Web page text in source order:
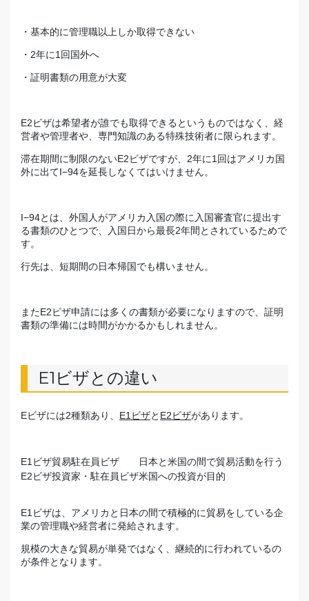
・基本的に管理職以上しか取得できない
・2年に1回国外へ
・証明書類の用意が大変
E2ビザは希望者が誰でも取得できるというものではなく、経
営者や管理者や、専門知識のある特殊技術者に限られます。
滞在期間に制限のないE2ビザですが、2年に1回はアメリカ国
外に出てI−94を延長しなくてはいけません。
I−94とは、外国人がアメリカ入国の際に入国審査官に提出す
る書類のひとつで、入国日から最長2年間とされているためで
す。
行先は、短期間の日本帰国でも構いません。
またE2ビザ申請には多くの書類が必要になりますので、証明
書類の準備には時間がかかるかもしれません。
E1ビザとの違い
Eビザには2種類あり、 E1ビザと E2ビザがあります。
E1ビザ貿易駐在員ビザ
日本と米国の間で貿易活動を行う
E2ビザ投資家・駐在員ビザ米国への投資が目的
E1ビザは、アメリカと日本の間で積極的に貿易をしている企
業の管理職や経営者に発給されます。
規模の大きな貿易が単発ではなく、継続的に行われているの
が条件となります。